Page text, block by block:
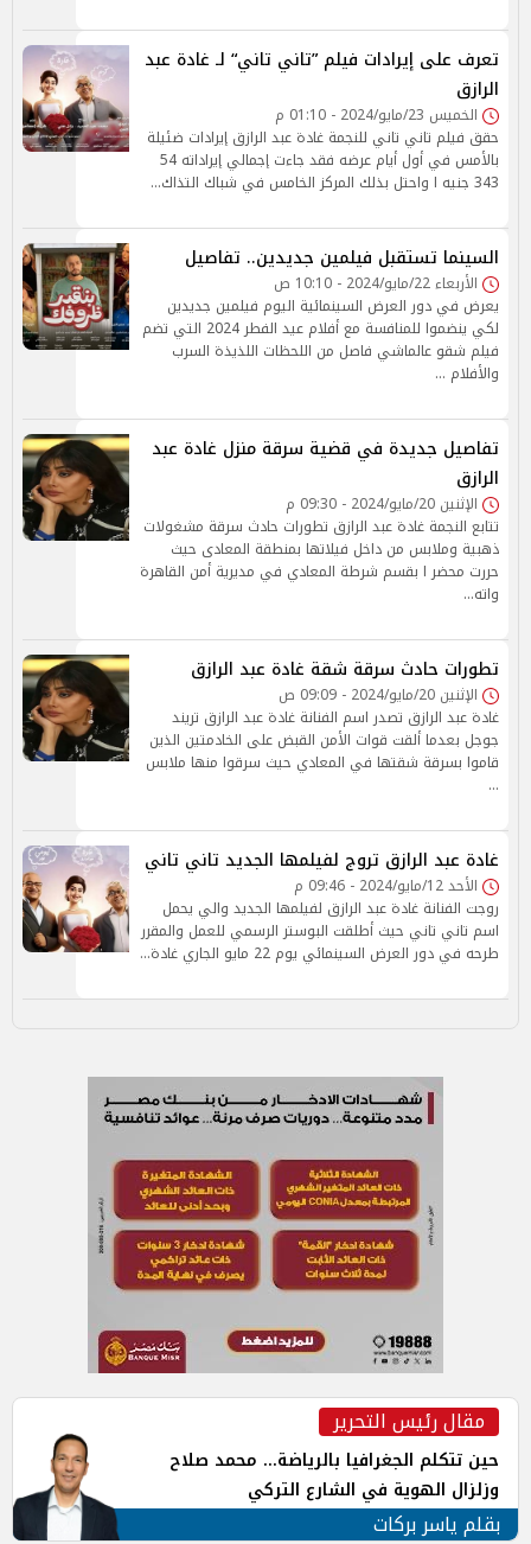
تعرف على إيرادات فيلم ”تاني تاني“ لـ غادة عبد
الرازق
الخميس 23/مايو/2024 - 01:10 م
حقق فيلم تاني تاني للنجمة غادة عبد الرازق إيرادات ضئيلة
بالأمس في أول أيام عرضه فقد جاءت إجمالي إيراداته 54
343 جنيه ا واحتل بذلك المركز الخامس في شباك التذاك…
السينما تستقبل فيلمين جديدين.. تفاصيل
الأربعاء 22/مايو/2024 - 10:10 ص
يعرض في دور العرض السينمائية اليوم فيلمين جديدين
لكي ينضموا للمنافسة مع أفلام عيد الفطر 2024 التي تضم
فيلم شقو عالماشي فاصل من اللحظات اللذيذة السرب
والأفلام …
تفاصيل جديدة في قضية سرقة منزل غادة عبد
الرازق
الإثنين 20/مايو/2024 - 09:30 م
تتابع النجمة غادة عبد الرازق تطورات حادث سرقة مشغولات
ذهبية وملابس من داخل فيلاتها بمنطقة المعادى حيث
حررت محضر ا بقسم شرطة المعادي في مديرية أمن القاهرة
واته…
تطورات حادث سرقة شقة غادة عبد الرازق
الإثنين 20/مايو/2024 - 09:09 ص
غادة عبد الرازق تصدر اسم الفنانة غادة عبد الرازق تريند
جوجل بعدما ألقت قوات الأمن القبض على الخادمتين الذين
قاموا بسرقة شقتها في المعادي حيث سرقوا منها ملابس
…
غادة عبد الرازق تروج لفيلمها الجديد تاني تاني
الأحد 12/مايو/2024 - 09:46 م
روجت الفنانة غادة عبد الرازق لفيلمها الجديد والي يحمل
اسم تاني تاني حيث أطلقت البوستر الرسمي للعمل والمقرر
طرحه في دور العرض السينمائي يوم 22 مايو الجاري غادة…
مقال رئيس التحرير
حين تتكلم الجغرافيا بالرياضة... محمد صلاح
وزلزال الهوية في الشارع التركي
بقلم ياسر بركات